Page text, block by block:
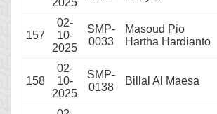
2025
157
02-
10-
2025
SMP-
0033
Masoud Pio
Hartha Hardianto
158
02-
10-
2025
SMP-
0138
Billal Al Maesa